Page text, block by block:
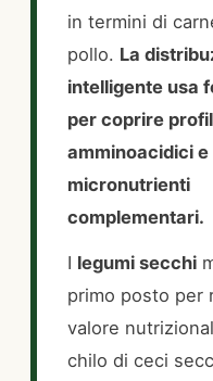
in termini di
pollo. La
intelligente usa
per coprire
amminoacidici e
micronutrienti
complementari.
I legumi secchi
primo posto per
valore
chilo di ceci